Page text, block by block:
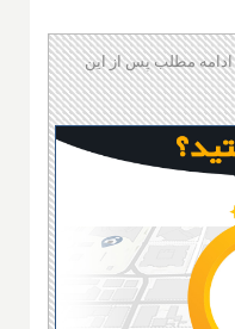
ادامه مطلب پس از این